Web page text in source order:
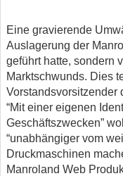
Eine gravierende
Auslagerung der
geführt hatte, sondern
Marktschwunds. Dies
Vorstandsvorsitzender
“Mit einer eigenen
Geschäftszwecken”
“unabhängiger vom
Druckmaschinen
Manroland Web